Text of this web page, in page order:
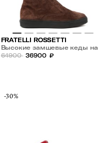
FRATELLI ROSSETTI
Высокие замшевые кеды на
меху
64900 36900 ₽
-30%